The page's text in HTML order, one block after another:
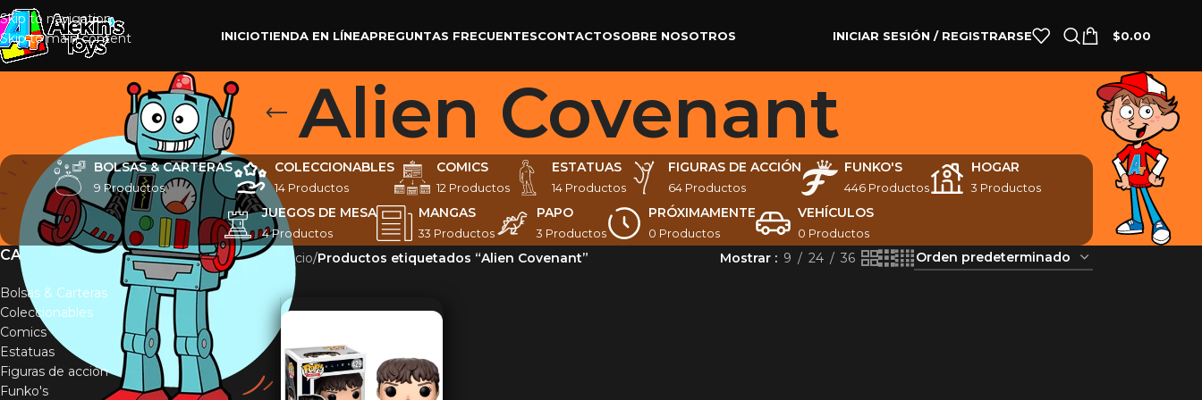
Skip to navigation
Skip to main content
INICIOTIENDA EN LÍNEAPREGUNTAS FRECUENTESCONTACTOSOBRE NOSOTROS INICIAR SESIÓN / REGISTRARSE $0.00
Alien Covenant
BOLSAS & CARTERAS
9 Productos
COLECCIONABLES
14 Productos
COMICS
12 Productos
ESTATUAS
14 Productos
FIGURAS DE ACCIÓN
64 Productos
FUNKO'S
446 Productos
HOGAR
3 Productos
JUEGOS DE MESA
4 Productos
MANGAS
33 Productos
PAPO
3 Productos
PRÓXIMAMENTE
0 Productos
VEHÍCULOS
0 Productos
CATEGORÍAS
Bolsas & Carteras
Coleccionables
Comics
Estatuas
Figuras de acción
Funko's
Inicio/Productos etiquetados “Alien Covenant” Mostrar 9 24 36